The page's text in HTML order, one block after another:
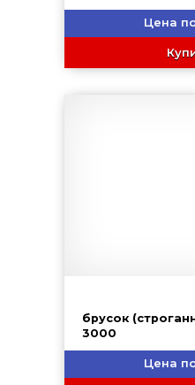
Цена
брусок
3000
Цена